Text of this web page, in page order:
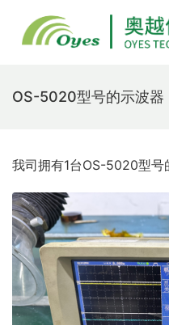
OS-5020型号的示波器
我司拥有1台OS-5020型号